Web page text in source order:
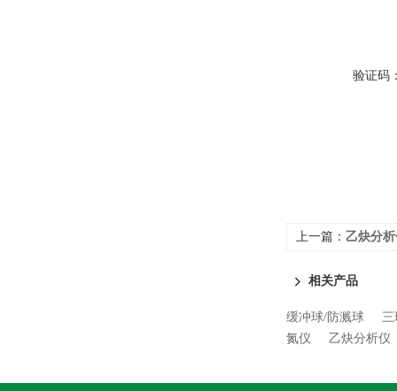
验证码
上一篇： 乙炔分
相关产品
缓冲球/防溅球
三
氮仪
乙炔分析仪